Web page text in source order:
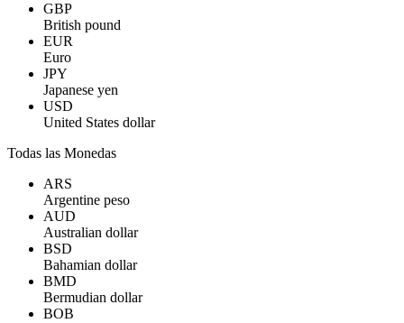
GBP
British pound
EUR
Euro
JPY
Japanese yen
USD
United States dollar
Todas las Monedas
ARS
Argentine peso
AUD
Australian dollar
BSD
Bahamian dollar
BMD
Bermudian dollar
BOB